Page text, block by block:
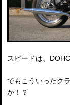
スピードは、
でもこういったク
か！？